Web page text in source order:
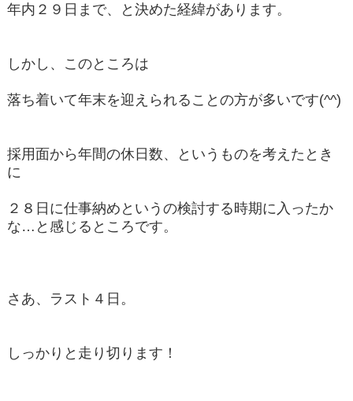
年内２９日まで、と決めた経緯があります。
しかし、このところは
落ち着いて年末を迎えられることの方が多いです(^^)
採用面から年間の休日数、というものを考えたとき
に
２８日に仕事納めというの検討する時期に入ったか
な…と感じるところです。
さあ、ラスト４日。
しっかりと走り切ります！